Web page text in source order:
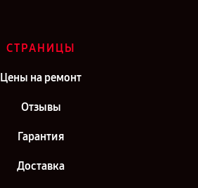
СТРАНИЦЫ
Цены на ремонт
Отзывы
Гарантия
Доставка